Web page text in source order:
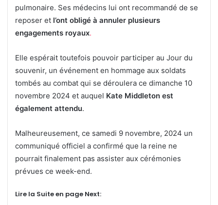
pulmonaire. Ses médecins lui ont recommandé de se
reposer et l’ont obligé à annuler plusieurs
engagements royaux.
Elle espérait toutefois pouvoir participer au Jour du
souvenir, un événement en hommage aux soldats
tombés au combat qui se déroulera ce dimanche 10
novembre 2024 et auquel Kate Middleton est
également attendu.
Malheureusement, ce samedi 9 novembre, 2024 un
communiqué officiel a confirmé que la reine ne
pourrait finalement pas assister aux cérémonies
prévues ce week-end.
Lire la Suite en page Next: